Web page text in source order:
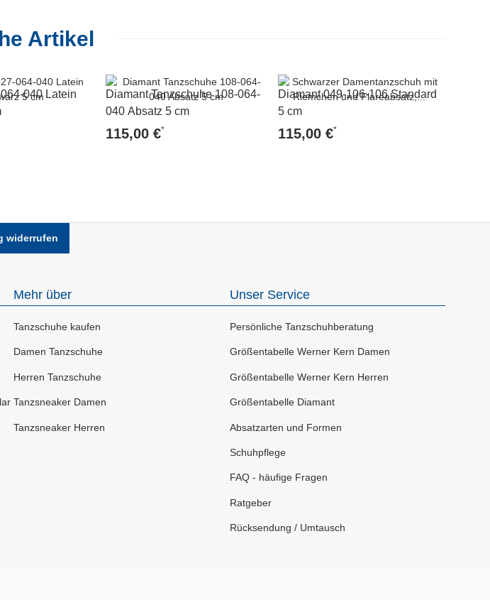
Artikel
040 Latein
Diamant Tanzschuhe 108-064-
040 Absatz 5 cm
115,00 €*
Diamant 049-106-106 Standard
5 cm
115,00 €*
widerrufen
Mehr über
Tanzschuhe kaufen
Damen Tanzschuhe
Herren Tanzschuhe
Tanzsneaker Damen
Tanzsneaker Herren
Unser Service
Persönliche Tanzschuhberatung
Größentabelle Werner Kern Damen
Größentabelle Werner Kern Herren
Größentabelle Diamant
Absatzarten und Formen
Schuhpflege
FAQ - häufige Fragen
Ratgeber
Rücksendung / Umtausch